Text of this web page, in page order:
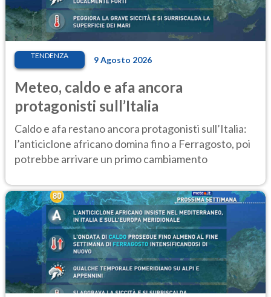
TENDENZA 9 Agosto 2026
Meteo, caldo e afa ancora
protagonisti sull’Italia
Caldo e afa restano ancora protagonisti sull’Italia:
l’anticiclone africano domina fino a Ferragosto, poi
potrebbe arrivare un primo cambiamento